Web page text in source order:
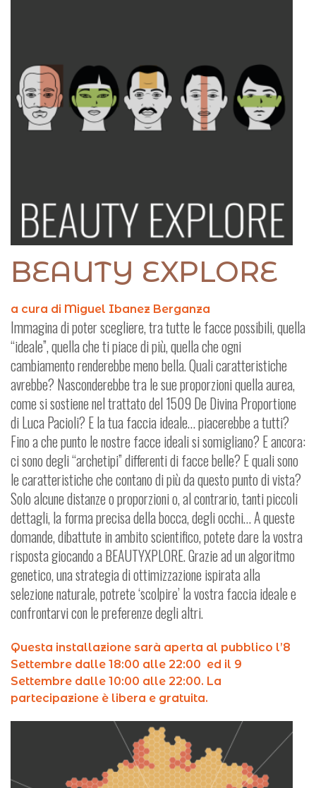
BEAUTY EXPLORE
a cura di Miguel Ibanez Berganza
Immagina di poter scegliere, tra tutte le facce possibili, quella
“ideale”, quella che ti piace di più, quella che ogni
cambiamento renderebbe meno bella. Quali caratteristiche
avrebbe? Nasconderebbe tra le sue proporzioni quella aurea,
come si sostiene nel trattato del 1509 De Divina Proportione
di Luca Pacioli? E la tua faccia ideale… piacerebbe a tutti?
Fino a che punto le nostre facce ideali si somigliano? E ancora:
ci sono degli “archetipi” differenti di facce belle? E quali sono
le caratteristiche che contano di più da questo punto di vista?
Solo alcune distanze o proporzioni o, al contrario, tanti piccoli
dettagli, la forma precisa della bocca, degli occhi… A queste
domande, dibattute in ambito scientifico, potete dare la vostra
risposta giocando a BEAUTYXPLORE. Grazie ad un algoritmo
genetico, una strategia di ottimizzazione ispirata alla
selezione naturale, potrete ‘scolpire’ la vostra faccia ideale e
confrontarvi con le preferenze degli altri.
Questa installazione sarà aperta al pubblico l’8
Settembre dalle 18:00 alle 22:00 ed il 9
Settembre dalle 10:00 alle 22:00. La
partecipazione è libera e gratuita.